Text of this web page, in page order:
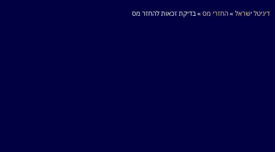
דיגיטל ישראל »החזרי מס »בדיקת זכאות להחזר מס